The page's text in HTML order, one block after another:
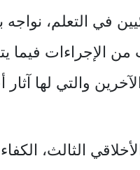
في التعلم، نواجه
من الإجراءات فيما
والتي لها آثار
الثالث،